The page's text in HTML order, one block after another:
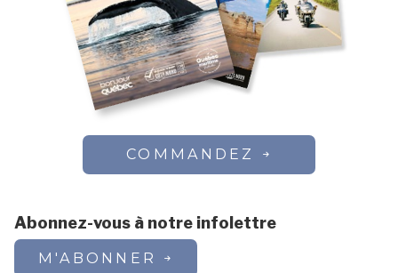
COMMANDEZ
Abonnez-vous à notre infolettre
M'ABONNER